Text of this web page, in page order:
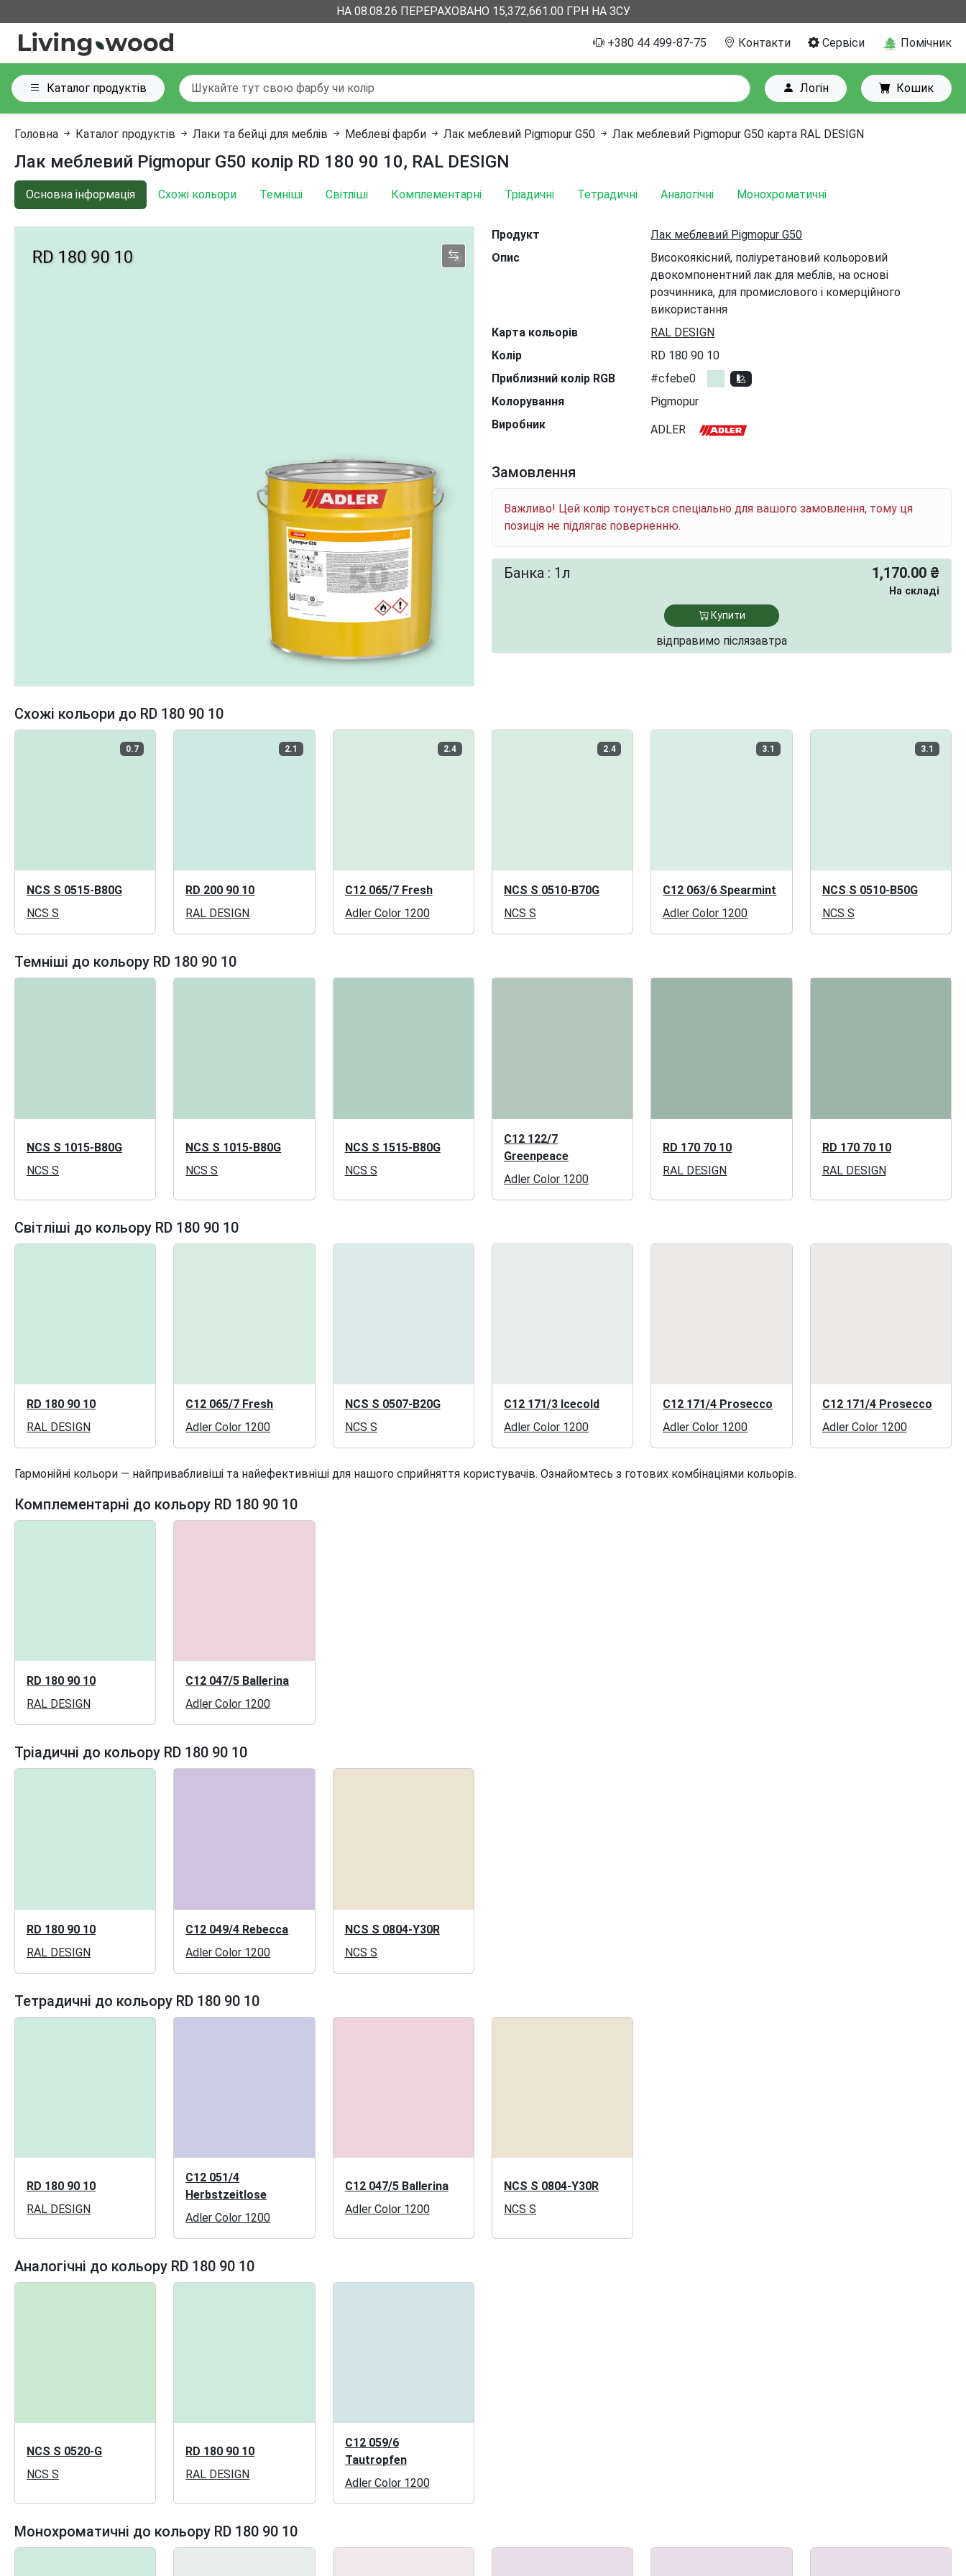
НА 08.08.26 ПЕРЕРАХОВАНО 15,372,661.00 ГРН НА ЗСУ
+380 44 499-87-75 Контакти Сервіси Помічник
Каталог продуктів Логін Кошик
Головна Каталог продуктів Лаки та бейці для меблів Меблеві фарби Лак меблевий Pigmopur G50 Лак меблевий Pigmopur G50 карта RAL DESIGN
Лак меблевий Pigmopur G50 колір RD 180 90 10, RAL DESIGN
Основна інформація Схожі кольори Темніші Світліші Комплементарні Тріадичні Тетрадичні Аналогічні Монохроматичні
Продукт
Лак меблевий Pigmopur G50
Опис
Високоякісний, поліуретановий кольоровий
двокомпонентний лак для меблів, на основі
розчинника, для промислового і комерційного
використання
Карта кольорів
RAL DESIGN
Колір
RD 180 90 10
Приблизний колір RGB
#cfebe0
Колорування
Pigmopur
Виробник
ADLER
Замовлення
Важливо! Цей колір тонується спеціально для вашого замовлення, тому ця
позиція не підлягає поверненню.
Банка : 1л 1,170.00 ₴
На складі
Купити
відправимо післязавтра
Схожі кольори до RD 180 90 10
0.7
NCS S 0515-B80G
NCS S
2.1
RD 200 90 10
RAL DESIGN
2.4
C12 065/7 Fresh
Adler Color 1200
2.4
NCS S 0510-B70G
NCS S
3.1
C12 063/6 Spearmint
Adler Color 1200
3.1
NCS S 0510-B50G
NCS S
Темніші до кольору RD 180 90 10
NCS S 1015-B80G
NCS S
NCS S 1015-B80G
NCS S
NCS S 1515-B80G
NCS S
C12 122/7
Greenpeace
Adler Color 1200
RD 170 70 10
RAL DESIGN
RD 170 70 10
RAL DESIGN
Світліші до кольору RD 180 90 10
RD 180 90 10
RAL DESIGN
C12 065/7 Fresh
Adler Color 1200
NCS S 0507-B20G
NCS S
C12 171/3 Icecold
Adler Color 1200
C12 171/4 Prosecco
Adler Color 1200
C12 171/4 Prosecco
Adler Color 1200
Гармонійні кольори — найпривабливіші та найефективніші для нашого сприйняття користувачів. Ознайомтесь з готових комбінаціями кольорів.
Комплементарні до кольору RD 180 90 10
RD 180 90 10
RAL DESIGN
C12 047/5 Ballerina
Adler Color 1200
Тріадичні до кольору RD 180 90 10
RD 180 90 10
RAL DESIGN
C12 049/4 Rebecca
Adler Color 1200
NCS S 0804-Y30R
NCS S
Тетрадичні до кольору RD 180 90 10
RD 180 90 10
RAL DESIGN
C12 051/4
Herbstzeitlose
Adler Color 1200
C12 047/5 Ballerina
Adler Color 1200
NCS S 0804-Y30R
NCS S
Аналогічні до кольору RD 180 90 10
NCS S 0520-G
NCS S
RD 180 90 10
RAL DESIGN
C12 059/6
Tautropfen
Adler Color 1200
Монохроматичні до кольору RD 180 90 10